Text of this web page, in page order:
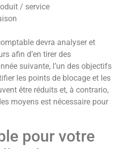
/ service
devra analyser et
afin d’en tirer des
suivante, l’un des objectifs
les points de blocage et les
être réduits et, à contrario,
moyens est nécessaire pour
pour votre